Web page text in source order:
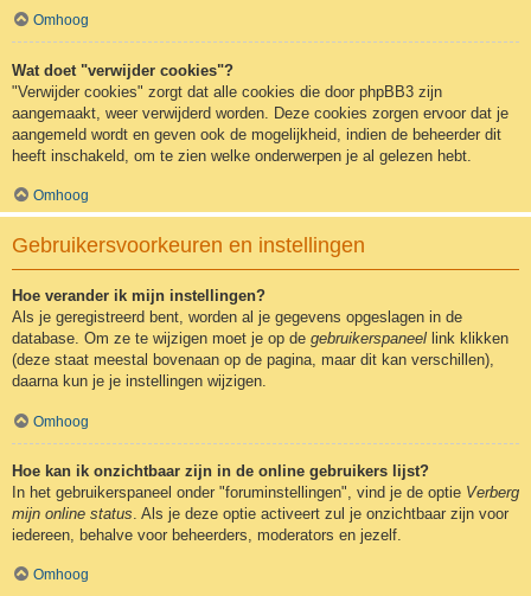
Omhoog
Wat doet "verwijder cookies"?
"Verwijder cookies" zorgt dat alle cookies die door phpBB3 zijn
aangemaakt, weer verwijderd worden. Deze cookies zorgen ervoor dat je
aangemeld wordt en geven ook de mogelijkheid, indien de beheerder dit
heeft inschakeld, om te zien welke onderwerpen je al gelezen hebt.
Omhoog
Gebruikersvoorkeuren en instellingen
Hoe verander ik mijn instellingen?
Als je geregistreerd bent, worden al je gegevens opgeslagen in de
database. Om ze te wijzigen moet je op de gebruikerspaneel link klikken
(deze staat meestal bovenaan op de pagina, maar dit kan verschillen),
daarna kun je je instellingen wijzigen.
Omhoog
Hoe kan ik onzichtbaar zijn in de online gebruikers lijst?
In het gebruikerspaneel onder "foruminstellingen", vind je de optie Verberg
mijn online status . Als je deze optie activeert zul je onzichtbaar zijn voor
iedereen, behalve voor beheerders, moderators en jezelf.
Omhoog